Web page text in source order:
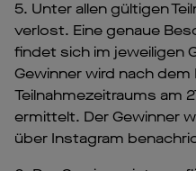
5. Unter allen gültigen
verlost. Eine genaue
findet sich im jeweiligen
Gewinner wird nach dem
Teilnahmezeitraums am
ermittelt. Der Gewinner
über Instagram